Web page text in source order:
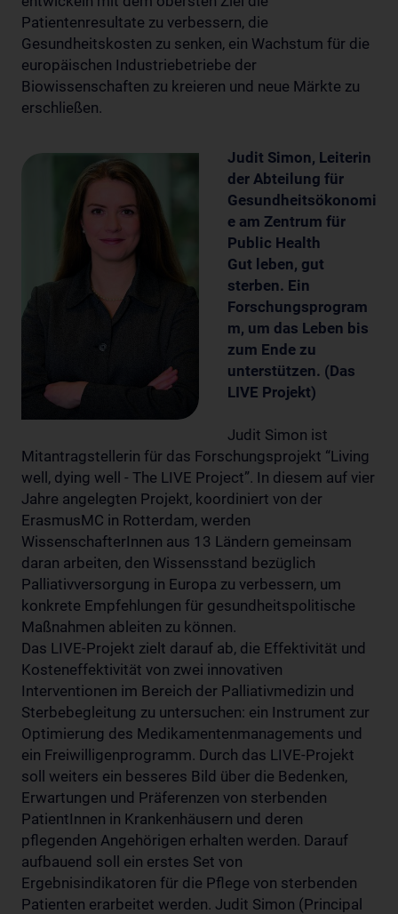
Patientenresultate zu verbessern, die
Gesundheitskosten zu senken, ein Wachstum für die
europäischen Industriebetriebe der
Biowissenschaften zu kreieren und neue Märkte zu
erschließen.
Judit Simon, Leiterin
der Abteilung für
Gesundheitsökonomi
e am Zentrum für
Public Health
Gut leben, gut
sterben. Ein
Forschungsprogram
m, um das Leben bis
zum Ende zu
unterstützen. (Das
LIVE Projekt)
Judit Simon ist
Mitantragstellerin für das Forschungsprojekt “Living
well, dying well - The LIVE Project”. In diesem auf vier
Jahre angelegten Projekt, koordiniert von der
ErasmusMC in Rotterdam, werden
WissenschafterInnen aus 13 Ländern gemeinsam
daran arbeiten, den Wissensstand bezüglich
Palliativversorgung in Europa zu verbessern, um
konkrete Empfehlungen für gesundheitspolitische
Maßnahmen ableiten zu können.
Das LIVE-Projekt zielt darauf ab, die Effektivität und
Kosteneffektivität von zwei innovativen
Interventionen im Bereich der Palliativmedizin und
Sterbebegleitung zu untersuchen: ein Instrument zur
Optimierung des Medikamentenmanagements und
ein Freiwilligenprogramm. Durch das LIVE-Projekt
soll weiters ein besseres Bild über die Bedenken,
Erwartungen und Präferenzen von sterbenden
PatientInnen in Krankenhäusern und deren
pflegenden Angehörigen erhalten werden. Darauf
aufbauend soll ein erstes Set von
Ergebnisindikatoren für die Pflege von sterbenden
Patienten erarbeitet werden. Judit Simon (Principal